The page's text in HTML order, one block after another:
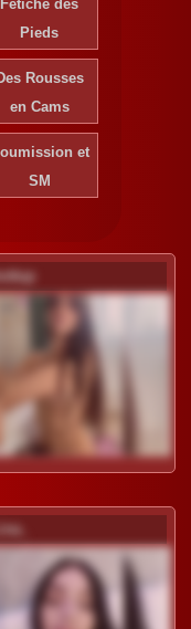
Fétiche des
Pieds
Rousses
en Cams
et
SM